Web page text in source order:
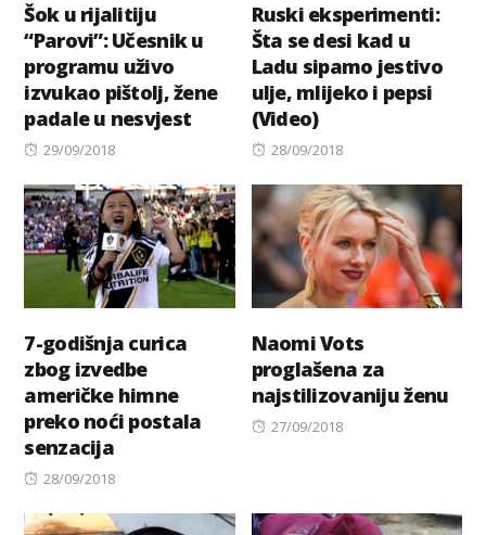
Šok u rijalitiju
“Parovi”: Učesnik u
programu uživo
izvukao pištolj, žene
padale u nesvjest
Posted
29/09/2018
Ruski eksperimenti:
Šta se desi kad u
Ladu sipamo jestivo
ulje, mlijeko i pepsi
(Video)
Posted
28/09/2018
7-godišnja curica
zbog izvedbe
američke himne
preko noći postala
senzacija
Posted
28/09/2018
Naomi Vots
proglašena za
najstilizovaniju ženu
Posted
27/09/2018